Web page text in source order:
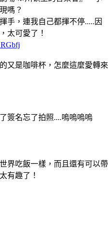
嗎？
手，連我自己都揮不停.....因
太可愛了！
又是咖啡杯，怎麼這麼愛轉來
簽名忘了拍照....嗚嗚嗚嗚
界吃飯一樣，而且還有可以帶
有趣了！